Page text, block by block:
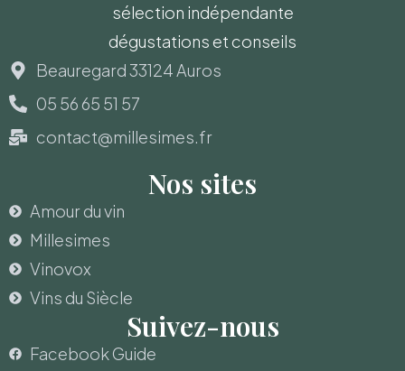
sélection indépendante
dégustations et conseils
Beauregard 33124 Auros
05 56 65 51 57
contact@millesimes.fr
Nos sites
Amour du vin
Millesimes
Vinovox
Vins du Siècle
Suivez-nous
Facebook Guide